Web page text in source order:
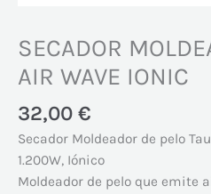
SECADOR
AIR WAVE IONIC
32,00 €
Secador Moldeador de pelo
1.200W, Iónico
Moldeador de pelo que emite